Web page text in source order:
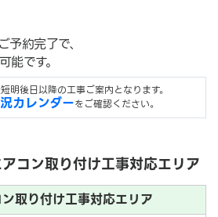
予約完了で、
能です。
明後日以降の工事ご案内となります。
カレンダーをご確認ください。
コン取り付け工事対応エリア
取り付け工事対応エリア